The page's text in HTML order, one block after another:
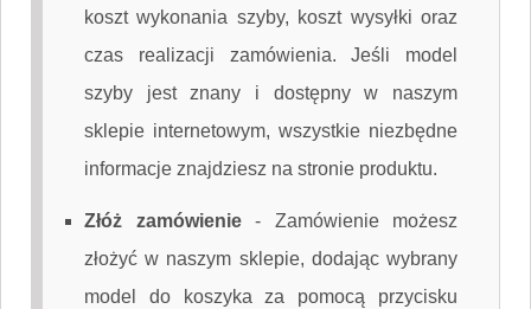
koszt wykonania szyby, koszt wysyłki oraz
czas realizacji zamówienia. Jeśli model
szyby jest znany i dostępny w naszym
sklepie internetowym, wszystkie niezbędne
informacje znajdziesz na stronie produktu.
Złóż zamówienie- Zamówienie możesz
złożyć w naszym sklepie, dodając wybrany
model do koszyka za pomocą przycisku